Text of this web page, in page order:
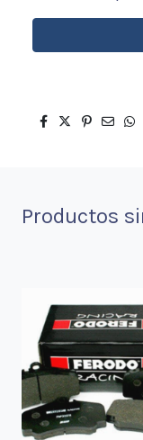
Productos